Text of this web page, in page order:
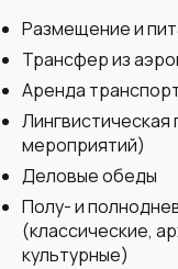
Размещение и
Трансфер из
Аренда
мероприятий)
Деловые обеды
Полу- и
(классические,
культурные)